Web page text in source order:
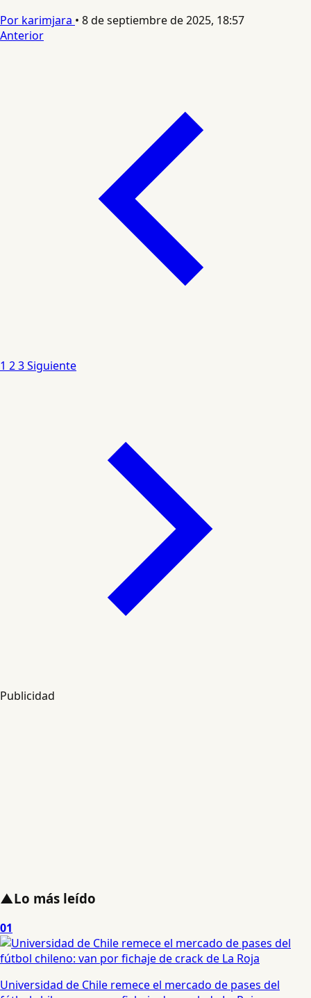
Por karimjara • 8 de septiembre de 2025, 18:57
Anterior
1 23Siguiente
Publicidad
▲Lo más leído
01
Universidad de Chile remece el mercado de pases del